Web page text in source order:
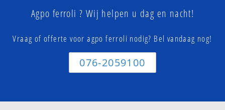
Agpo ferroli ? Wij helpen u dag en nacht!
Vraag of offerte voor agpo ferroli nodig? Bel vandaag nog!
076-2059100